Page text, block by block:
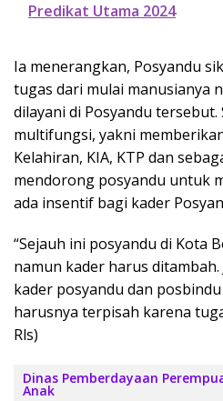
Predikat Utama 2024
Ia menerangkan, Posyandu
tugas dari mulai manusianya
dilayani di Posyandu
multifungsi, yakni
Kelahiran, KIA, KTP dan
mendorong posyandu untuk
ada insentif bagi kader
“Sejauh ini posyandu di Kota
namun kader harus
kader posyandu dan
harusnya terpisah karena
Rls)
Dinas Pemberdayaan
Anak